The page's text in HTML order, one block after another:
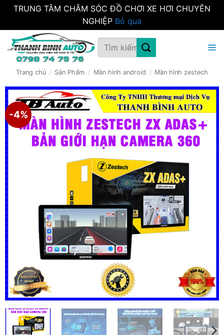
TRUNG TÂM CHĂM SÓC ĐỒ CHƠI XE HƠI CHUYÊN
NGHIỆP Bỏ qua
qua
dung
Tìm
kiếm:
Trang chủ / Sản Phẩm / Màn hình android / Màn hình zestech
-4%